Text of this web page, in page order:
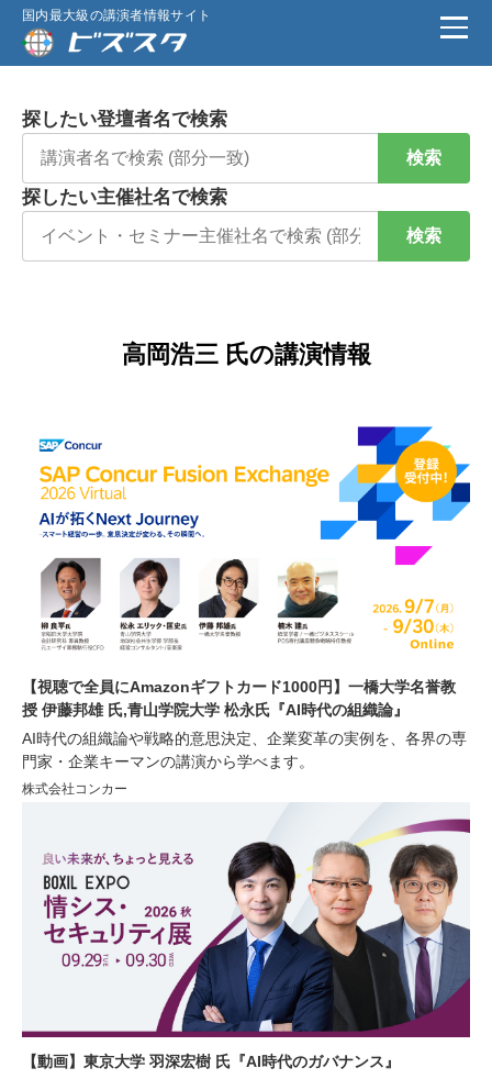
国内最大級の講演者情報サイト
探したい登壇者名で検索
検索
探したい主催社名で検索
検索
高岡浩三 氏の講演情報
【視聴で全員にAmazonギフトカード1000円】一橋大学名誉教
授 伊藤邦雄 氏,青山学院大学 松永氏『AI時代の組織論』
AI時代の組織論や戦略的意思決定、企業変革の実例を、各界の専
門家・企業キーマンの講演から学べます。
株式会社コンカー
【動画】東京大学 羽深宏樹 氏『AI時代のガバナンス』